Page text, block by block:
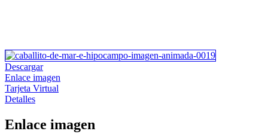
Descargar
Enlace imagen
Tarjeta Virtual
Detalles
Enlace imagen